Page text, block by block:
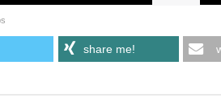
share me!